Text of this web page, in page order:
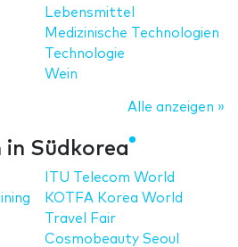
Lebensmittel
Medizinische Technologien
Technologie
Wein
Alle anzeigen »
in Südkorea
ITU Telecom World
KOTFA Korea World
Travel Fair
Cosmobeauty Seoul